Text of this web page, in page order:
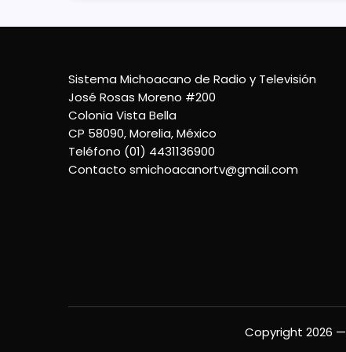
Sistema Michoacano de Radio y Televisión
José Rosas Moreno #200
Colonia Vista Bella
CP 58090, Morelia, México
Teléfono (01) 4431136900
Contacto smichoacanortv@gmail.com
Copyright 2026 —